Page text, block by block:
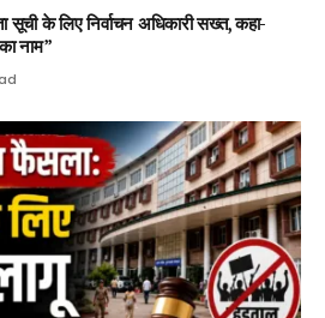
के लिए निर्वाचन अधिकारी सख्त, कहा-
नाम”